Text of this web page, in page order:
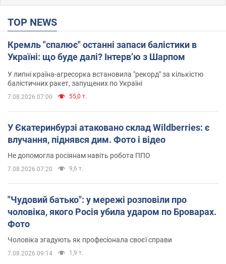
TOP NEWS
Кремль "спалює" останні запаси балістики в
Україні: що буде далі? Інтерв’ю з Шарпом
У липні країна-агресорка встановила "рекорд" за кількістю
балістичних ракет, запущених по Україні
7.08.2026 07:00 55,0 т.
У Єкатеринбурзі атаковано склад Wildberries: є
влучання, піднявся дим. Фото і відео
Не допомогла росіянам навіть робота ППО
7.08.2026 07:20 9,6 т.
"Чудовий батько": у мережі розповіли про
чоловіка, якого Росія убила ударом по Броварах.
Фото
Чоловіка згадують як професіонала своєї справи
7.08.2026 09:14 1,9 т.